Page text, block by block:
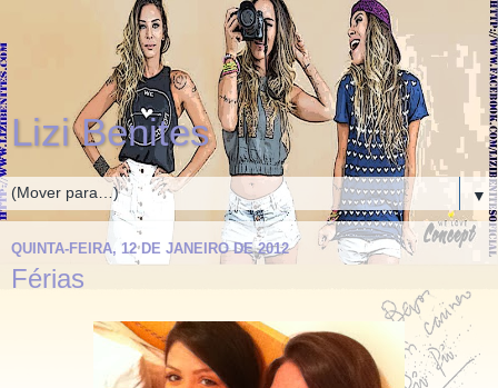
Lizi Benites
▼
QUINTA-FEIRA, 12 DE JANEIRO DE 2012
Férias